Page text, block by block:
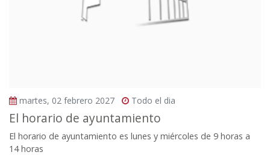
martes, 02 febrero 2027 Todo el dia
El horario de ayuntamiento
El horario de ayuntamiento es lunes y miércoles de 9 horas a
14 horas